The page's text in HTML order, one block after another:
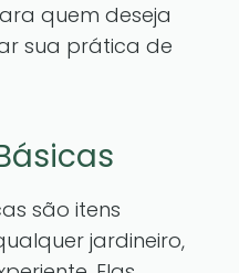
quem deseja
sua prática de
são itens
jardineiro,